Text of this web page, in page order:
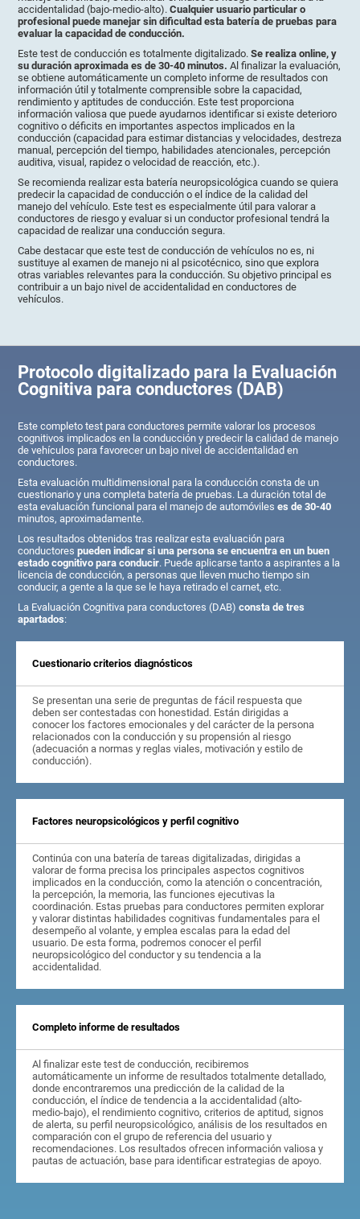
accidentalidad (bajo-medio-alto).Cualquier usuario particular o
profesional puede manejar sin dificultad esta batería de pruebas para
evaluar la capacidad de conducción.
Este test de conducción es totalmente digitalizado.Se realiza online, y
su duración aproximada es de 30-40 minutos. Al finalizar la evaluación,
se obtiene automáticamente un completo informe de resultados con
información útil y totalmente comprensible sobre la capacidad,
rendimiento y aptitudes de conducción. Este test proporciona
información valiosa que puede ayudarnos identificar si existe deterioro
cognitivo o déficits en importantes aspectos implicados en la
conducción (capacidad para estimar distancias y velocidades, destreza
manual, percepción del tiempo, habilidades atencionales, percepción
auditiva, visual, rapidez o velocidad de reacción, etc.).
Se recomienda realizar esta batería neuropsicológica cuando se quiera
predecir la capacidad de conducción o el índice de la calidad del
manejo del vehículo. Este test es especialmente útil para valorar a
conductores de riesgo y evaluar si un conductor profesional tendrá la
capacidad de realizar una conducción segura.
Cabe destacar que este test de conducción de vehículos no es, ni
sustituye al examen de manejo ni al psicotécnico, sino que explora
otras variables relevantes para la conducción. Su objetivo principal es
contribuir a un bajo nivel de accidentalidad en conductores de
vehículos.
Protocolo digitalizado para la Evaluación
Cognitiva para conductores (DAB)
Este completo test para conductores permite valorar los procesos
cognitivos implicados en la conducción y predecir la calidad de manejo
de vehículos para favorecer un bajo nivel de accidentalidad en
conductores.
Esta evaluación multidimensional para la conducción consta de un
cuestionario y una completa batería de pruebas. La duración total de
esta evaluación funcional para el manejo de automóvileses de 30-40
minutos, aproximadamente.
Los resultados obtenidos tras realizar esta evaluación para
conductorespueden indicar si una persona se encuentra en un buen
estado cognitivo para conducir. Puede aplicarse tanto a aspirantes a la
licencia de conducción, a personas que lleven mucho tiempo sin
conducir, a gente a la que se le haya retirado el carnet, etc.
La Evaluación Cognitiva para conductores (DAB)consta de tres
apartados:
Cuestionario criterios diagnósticos
Se presentan una serie de preguntas de fácil respuesta que
deben ser contestadas con honestidad. Están dirigidas a
conocer los factores emocionales y del carácter de la persona
relacionados con la conducción y su propensión al riesgo
(adecuación a normas y reglas viales, motivación y estilo de
conducción).
Factores neuropsicológicos y perfil cognitivo
Continúa con una batería de tareas digitalizadas, dirigidas a
valorar de forma precisa los principales aspectos cognitivos
implicados en la conducción, como la atención o concentración,
la percepción, la memoria, las funciones ejecutivas la
coordinación. Estas pruebas para conductores permiten explorar
y valorar distintas habilidades cognitivas fundamentales para el
desempeño al volante, y emplea escalas para la edad del
usuario. De esta forma, podremos conocer el perfil
neuropsicológico del conductor y su tendencia a la
accidentalidad.
Completo informe de resultados
Al finalizar este test de conducción, recibiremos
automáticamente un informe de resultados totalmente detallado,
donde encontraremos una predicción de la calidad de la
conducción, el índice de tendencia a la accidentalidad (alto-
medio-bajo), el rendimiento cognitivo, criterios de aptitud, signos
de alerta, su perfil neuropsicológico, análisis de los resultados en
comparación con el grupo de referencia del usuario y
recomendaciones. Los resultados ofrecen información valiosa y
pautas de actuación, base para identificar estrategias de apoyo.